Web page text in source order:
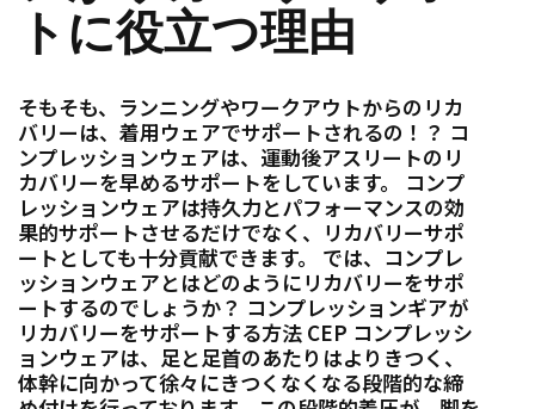
トに役立つ理由
そもそも、ランニングやワークアウトからのリカ
バリーは、着用ウェアでサポートされるの！？ コ
ンプレッションウェアは、運動後アスリートのリ
カバリーを早めるサポートをしています。 コンプ
レッションウェアは持久力とパフォーマンスの効
果的サポートさせるだけでなく、リカバリーサポ
ートとしても十分貢献できます。 では、コンプレ
ッションウェアとはどのようにリカバリーをサポ
ートするのでしょうか？ コンプレッションギアが
リカバリーをサポートする方法 CEP コンプレッシ
ョンウェアは、足と足首のあたりはよりきつく、
体幹に向かって徐々にきつくなくなる段階的な締